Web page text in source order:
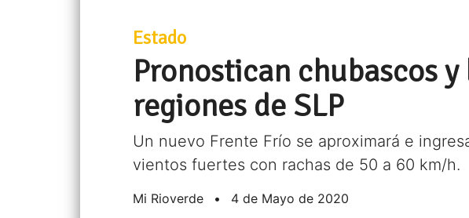
Estado
Pronostican chubascos
regiones de SLP
Un nuevo Frente Frío se aproximará e
vientos fuertes con rachas de 50 a 60 km/h.
Mi Rioverde • 4 de Mayo de 2020